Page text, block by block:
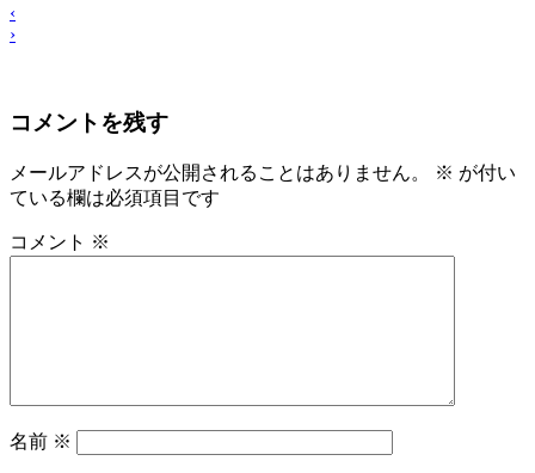
‹
›
コメントを残す
メールアドレスが公開されることはありません。 ※ が付い
ている欄は必須項目です
コメント ※
名前 ※